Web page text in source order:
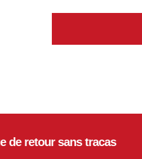
sans tracas